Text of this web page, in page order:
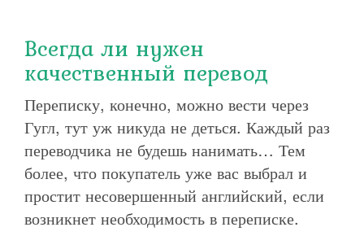
Всегда ли нужен
качественный перевод
Переписку, конечно, можно вести через
Гугл, тут уж никуда не деться. Каждый раз
переводчика не будешь нанимать… Тем
более, что покупатель уже вас выбрал и
простит несовершенный английский, если
возникнет необходимость в переписке.